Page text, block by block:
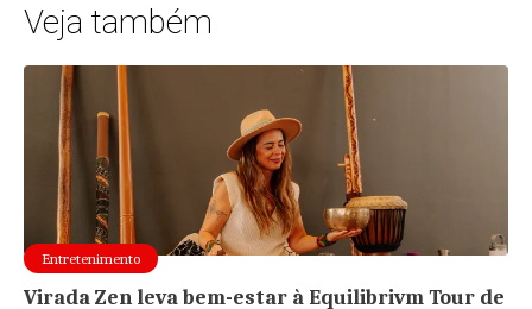
Veja também
Entretenimento
Virada Zen leva bem-estar à Equilibrivm Tour de